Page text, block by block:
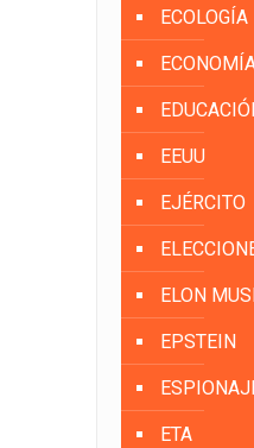
ECOLOGÍA
EEUU
EJÉRCITO
ELON
EPSTEIN
ETA